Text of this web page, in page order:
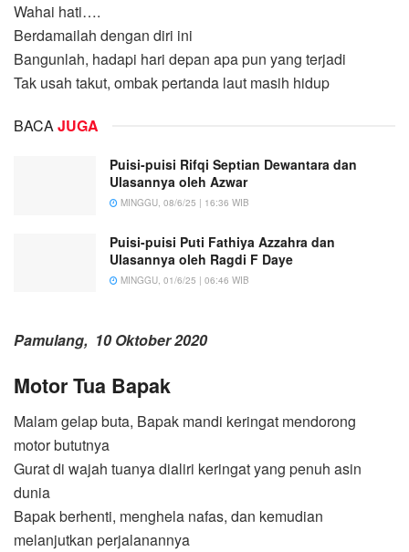
Wahai hati….
Berdamailah dengan diri ini
Bangunlah, hadapi hari depan apa pun yang terjadi
Tak usah takut, ombak pertanda laut masih hidup
BACAJUGA
Puisi-puisi Rifqi Septian Dewantara dan
Ulasannya oleh Azwar
MINGGU, 08/6/25 | 16:36 WIB
Puisi-puisi Puti Fathiya Azzahra dan
Ulasannya oleh Ragdi F Daye
MINGGU, 01/6/25 | 06:46 WIB
Pamulang, 10 Oktober 2020
Motor Tua Bapak
Malam gelap buta, Bapak mandi keringat mendorong
motor bututnya
Gurat di wajah tuanya dialiri keringat yang penuh asin
dunia
Bapak berhenti, menghela nafas, dan kemudian
melanjutkan perjalanannya